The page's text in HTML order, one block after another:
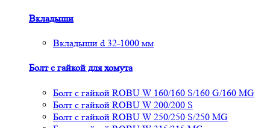
Вкладыши
Вкладыши d 32-1000 мм
Болт с гайкой для хомута
Болт с гайкой ROBU W 160/160 S/160 G/160 MG
Болт с гайкой ROBU W 200/200 S
Болт с гайкой ROBU W 250/250 S/250 MG